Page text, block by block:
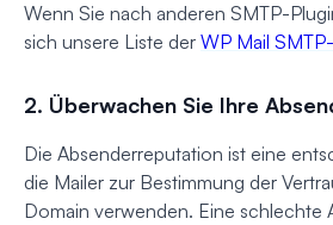
Wenn Sie nach anderen SMTP-
sich unsere Liste der WP Mail
2. Überwachen Sie Ihre
Die Absenderreputation ist eine
die Mailer zur Bestimmung der
Domain verwenden. Eine schlechte